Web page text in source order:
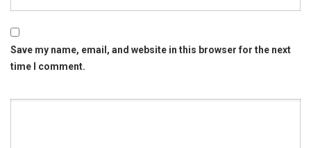
Save my name, email, and website in this browser for the next
time I comment.